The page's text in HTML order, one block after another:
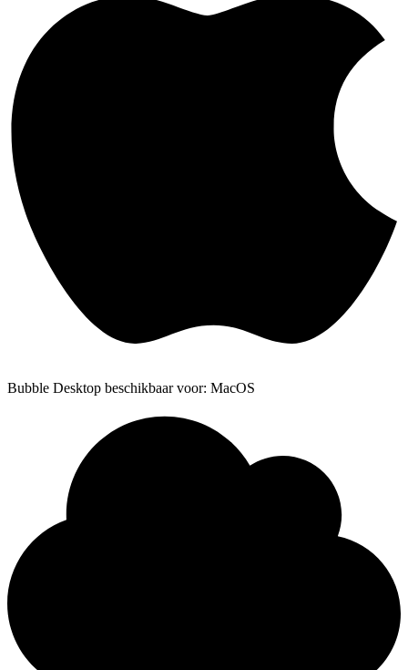
Bubble Desktop beschikbaar voor: MacOS